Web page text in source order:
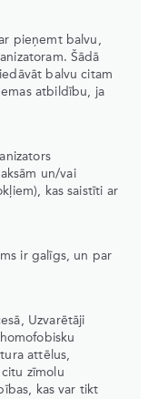
pieņemt balvu,
Šādā
balvu citam
atbildību, ja
un/vai
kas saistīti ar
ir galīgs, un par
Uzvarētāji
attēlus,
zīmolu
kas var tikt